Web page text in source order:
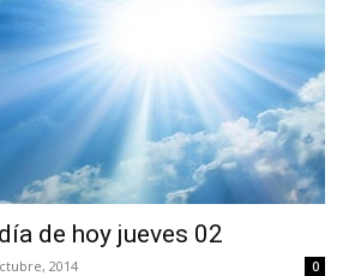
de hoy jueves 02
2014 0